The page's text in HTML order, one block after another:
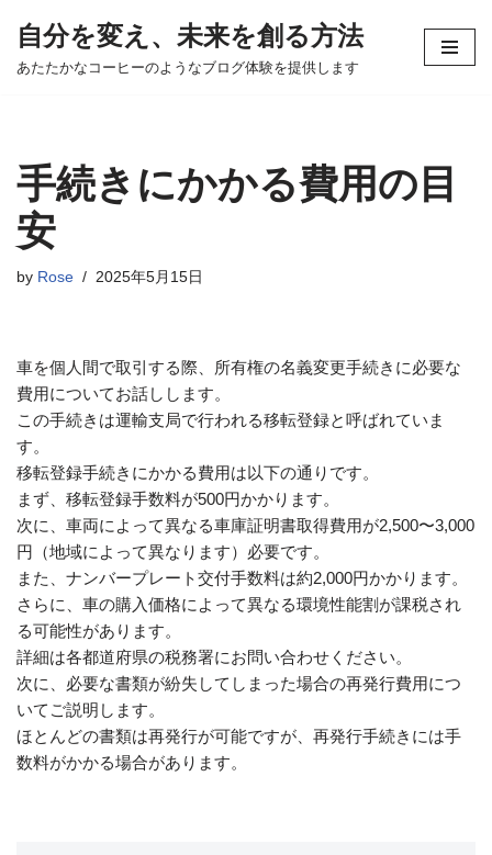
コ
ツ
へ
ス
キ
ッ
自分を変え、未来を創る方法
あたたかなコーヒーのようなブログ体験を提供します
手続きにかかる費用の目
安
by Rose 2025年5月15日
車を個人間で取引する際、所有権の名義変更手続きに必要な
費用についてお話しします。
この手続きは運輸支局で行われる移転登録と呼ばれていま
す。
移転登録手続きにかかる費用は以下の通りです。
まず、移転登録手数料が500円かかります。
次に、車両によって異なる車庫証明書取得費用が2,500〜3,000
円（地域によって異なります）必要です。
また、ナンバープレート交付手数料は約2,000円かかります。
さらに、車の購入価格によって異なる環境性能割が課税され
る可能性があります。
詳細は各都道府県の税務署にお問い合わせください。
次に、必要な書類が紛失してしまった場合の再発行費用につ
いてご説明します。
ほとんどの書類は再発行が可能ですが、再発行手続きには手
数料がかかる場合があります。